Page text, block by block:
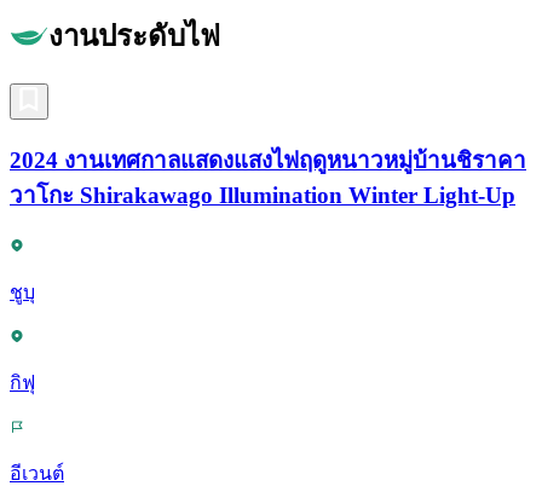
งานประดับไฟ
2024 งานเทศกาลแสดงแสงไฟฤดูหนาวหมู่บ้านชิราคา
วาโกะ Shirakawago Illumination Winter Light-Up
ชูบุ
กิฟุ
อีเวนต์